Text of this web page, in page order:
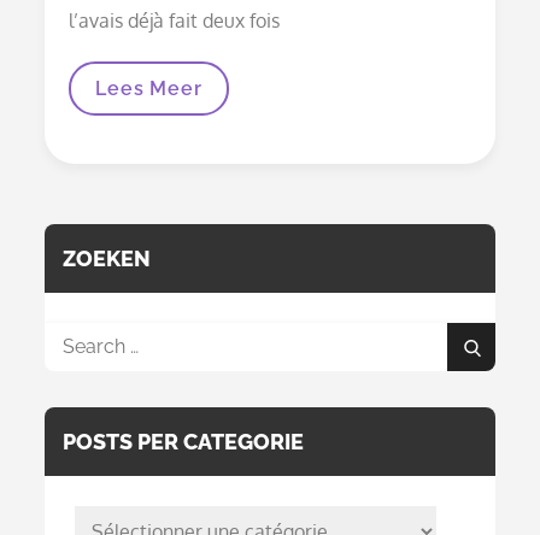
l’avais déjà fait deux fois
Le
Crochetage
Aussi
Arriver…
Lees Meer
ZOEKEN
Search
Search
POSTS PER CATEGORIE
posts